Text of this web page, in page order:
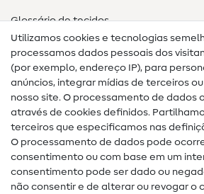
Glossário de tecidos
Guias de costura
Ajuda e contacto
Contacto
Mudança de proprietário
Perguntas frequentes (FAQ)
Utilizamos cookies e tecnologias
processamos dados pessoais dos
(por exemplo, endereço IP), para
anúncios, integrar mídias de terceiros
nosso site. O processamento de dados
através de cookies definidos.
terceiros que especificamos nas
O processamento de dados pode
consentimento ou com base em um
consentimento pode ser dado ou
não consentir e de alterar ou revogar o